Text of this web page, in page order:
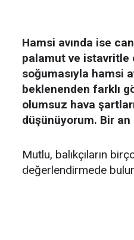
Hamsi avında ise
palamut ve istavritle
soğumasıyla hamsi
beklenenden farklı
olumsuz hava
düşünüyorum. Bir an
Mutlu, balıkçıların
değerlendirmede